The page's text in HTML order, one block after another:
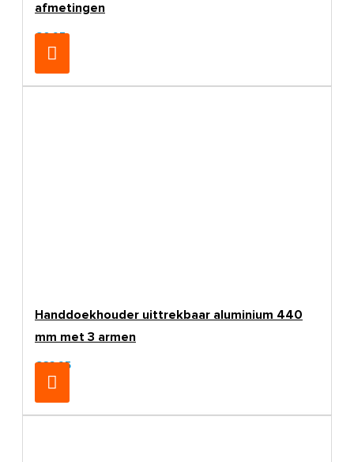
afmetingen
€6,95
Handdoekhouder uittrekbaar aluminium 440
mm met 3 armen
€32,95